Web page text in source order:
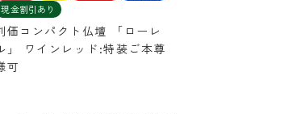
現金割引あり
価コンパクト仏壇 「ローレ
」 ワインレッド:特装ご本尊
可